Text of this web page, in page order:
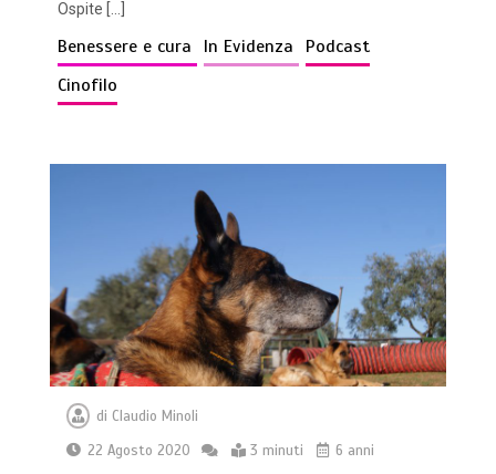
Ospite […]
Benessere e cura In Evidenza
Podcast
Cinofilo
di Claudio Minoli
22 Agosto 2020
3 minuti 6 anni